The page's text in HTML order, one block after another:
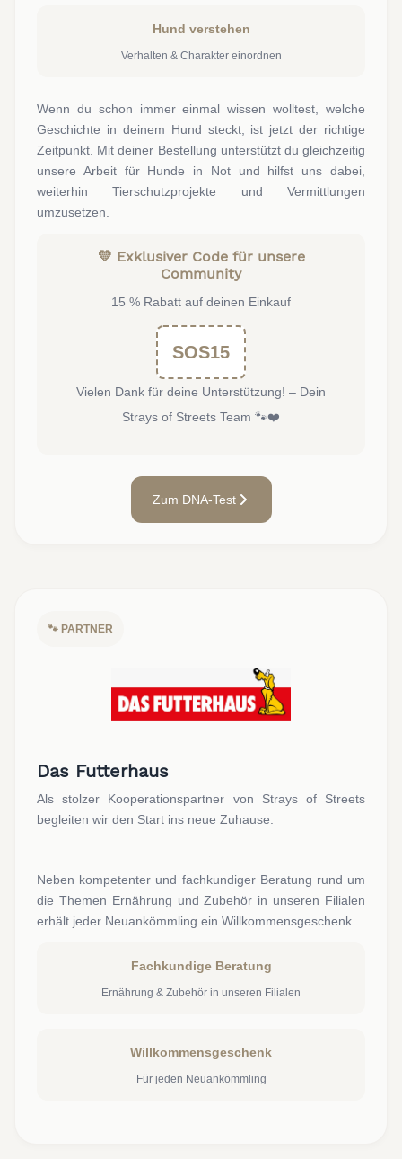
Hund verstehen
Verhalten & Charakter einordnen
Wenn du schon immer einmal wissen wolltest, welche
Geschichte in deinem Hund steckt, ist jetzt der richtige
Zeitpunkt. Mit deiner Bestellung unterstützt du gleichzeitig
unsere Arbeit für Hunde in Not und hilfst uns dabei,
weiterhin Tierschutzprojekte und Vermittlungen
umzusetzen.
💛 Exklusiver Code für unsere
Community
15 % Rabatt auf deinen Einkauf
SOS15
Vielen Dank für deine Unterstützung! – Dein
Strays of Streets Team 🐾❤️
Zum DNA-Test
🐾 PARTNER
Das Futterhaus
Als stolzer Kooperationspartner von Strays of Streets
begleiten wir den Start ins neue Zuhause.
Neben kompetenter und fachkundiger Beratung rund um
die Themen Ernährung und Zubehör in unseren Filialen
erhält jeder Neuankömmling ein Willkommensgeschenk.
Fachkundige Beratung
Ernährung & Zubehör in unseren Filialen
Willkommensgeschenk
Für jeden Neuankömmling